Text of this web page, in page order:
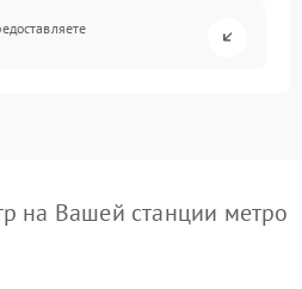
на Вашей станции метро